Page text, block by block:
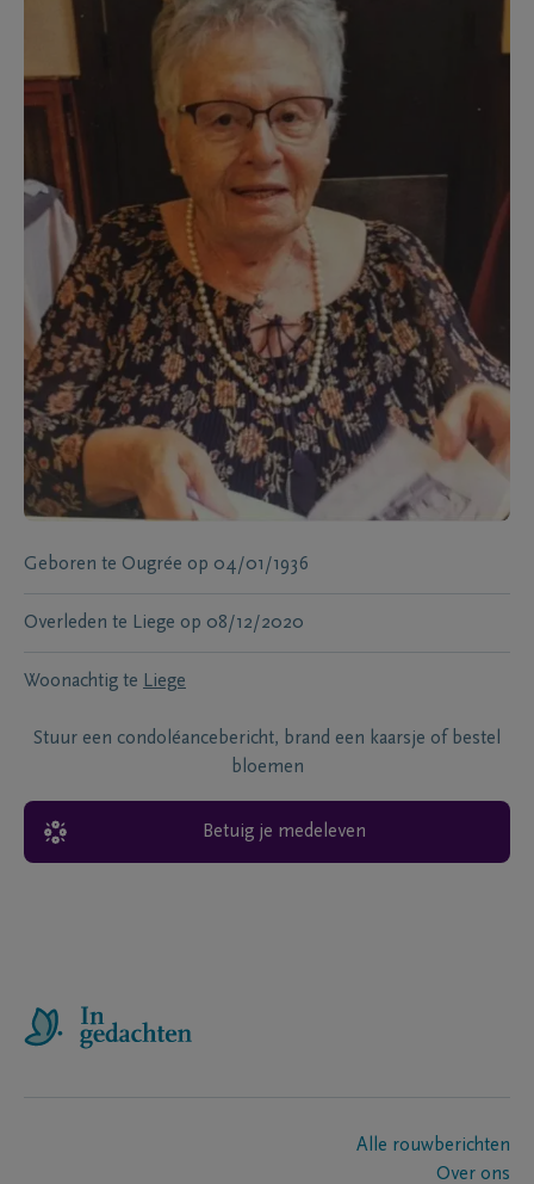
Geboren te Ougrée op 04/01/1936
Overleden te Liege op 08/12/2020
Woonachtig te Liege
Stuur een condoléancebericht, brand een kaarsje of bestel
bloemen
Betuig je medeleven
Alle rouwberichten
Over ons